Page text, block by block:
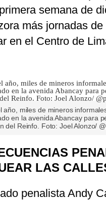
semana de
más jornadas de
en el Centro de
año, miles de mineros
en la avenida Abancay para
del Reinfo. Foto: Joel Alonzo/
LAS
penalista Andy